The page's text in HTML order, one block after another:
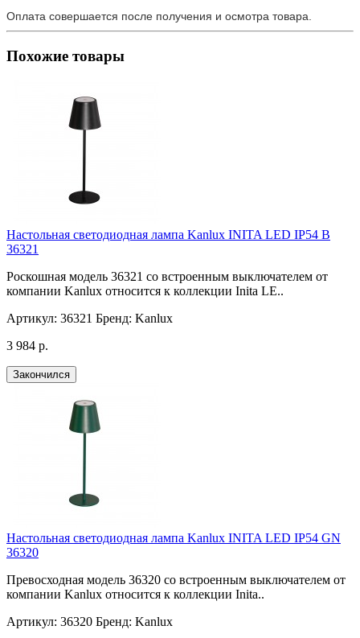
Оплата совершается после получения и осмотра товара.
Похожие товары
Настольная светодиодная лампа Kanlux INITA LED IP54 B
36321
Роскошная модель 36321 со встроенным выключателем от
компании Kanlux относится к коллекции Inita LE..
Артикул: 36321 Бренд: Kanlux
3 984 р.
Закончился
Настольная светодиодная лампа Kanlux INITA LED IP54 GN
36320
Превосходная модель 36320 со встроенным выключателем от
компании Kanlux относится к коллекции Inita..
Артикул: 36320 Бренд: Kanlux